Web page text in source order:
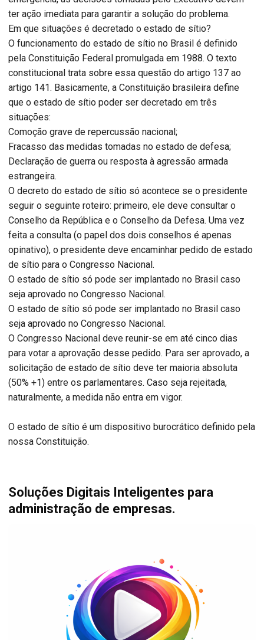
ter ação imediata para garantir a solução do problema.
Em que situações é decretado o estado de sítio?
O funcionamento do estado de sítio no Brasil é definido
pela Constituição Federal promulgada em 1988. O texto
constitucional trata sobre essa questão do artigo 137 ao
artigo 141. Basicamente, a Constituição brasileira define
que o estado de sítio poder ser decretado em três
situações:
Comoção grave de repercussão nacional;
Fracasso das medidas tomadas no estado de defesa;
Declaração de guerra ou resposta à agressão armada
estrangeira.
O decreto do estado de sítio só acontece se o presidente
seguir o seguinte roteiro: primeiro, ele deve consultar o
Conselho da República e o Conselho da Defesa. Uma vez
feita a consulta (o papel dos dois conselhos é apenas
opinativo), o presidente deve encaminhar pedido de estado
de sítio para o Congresso Nacional.
O estado de sítio só pode ser implantado no Brasil caso
seja aprovado no Congresso Nacional.
O estado de sítio só pode ser implantado no Brasil caso
seja aprovado no Congresso Nacional.
O Congresso Nacional deve reunir-se em até cinco dias
para votar a aprovação desse pedido. Para ser aprovado, a
solicitação de estado de sítio deve ter maioria absoluta
(50% +1) entre os parlamentares. Caso seja rejeitada,
naturalmente, a medida não entra em vigor.
O estado de sítio é um dispositivo burocrático definido pela
nossa Constituição.
Soluções Digitais Inteligentes para
administração de empresas.